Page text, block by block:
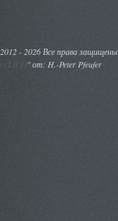
2012 - 2026 Все права защищены
(2.0.1)" от: H.-Peter Pfeufer